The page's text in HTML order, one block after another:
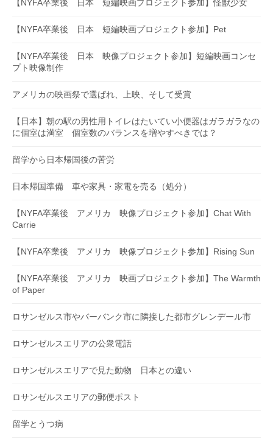
【NYFA卒業後 日本 短編映画プロジェクト参加】怪獣少女
【NYFA卒業後 日本 短編映画プロジェクト参加】Pet
【NYFA卒業後 日本 映像プロジェクト参加】短編映画コンセ
プト映像制作
アメリカの映画祭で選ばれ、上映、そして受賞
【日本】朝の駅の男性用トイレはたいてい小便器はガラガラなの
に個室は満室 個室数のバランスを増やすべきでは？
留学から日本帰国後の苦労
日本帰国準備 車や家具・家電を売る（処分）
【NYFA卒業後 アメリカ 映像プロジェクト参加】Chat With
Carrie
【NYFA卒業後 アメリカ 映像プロジェクト参加】Rising Sun
【NYFA卒業後 アメリカ 映画プロジェクト参加】The Warmth
of Paper
ロサンゼルス市やバーバンク市に隣接した都市グレンデール市
ロサンゼルスエリアの公衆電話
ロサンゼルスエリアで見た動物 日本との違い
ロサンゼルスエリアの郵便ポスト
留学とうつ病